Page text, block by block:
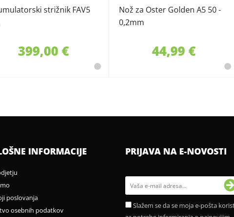
strižnik FAV5
399,00 €
Nož za Oster Golden A5 50 -
0,2mm
44,99 €
INFORMACIJE
poslovanja
osebnih podatkov
PRIJAVA NA E-NOVOSTI
Slažem se da se moja e-pošta